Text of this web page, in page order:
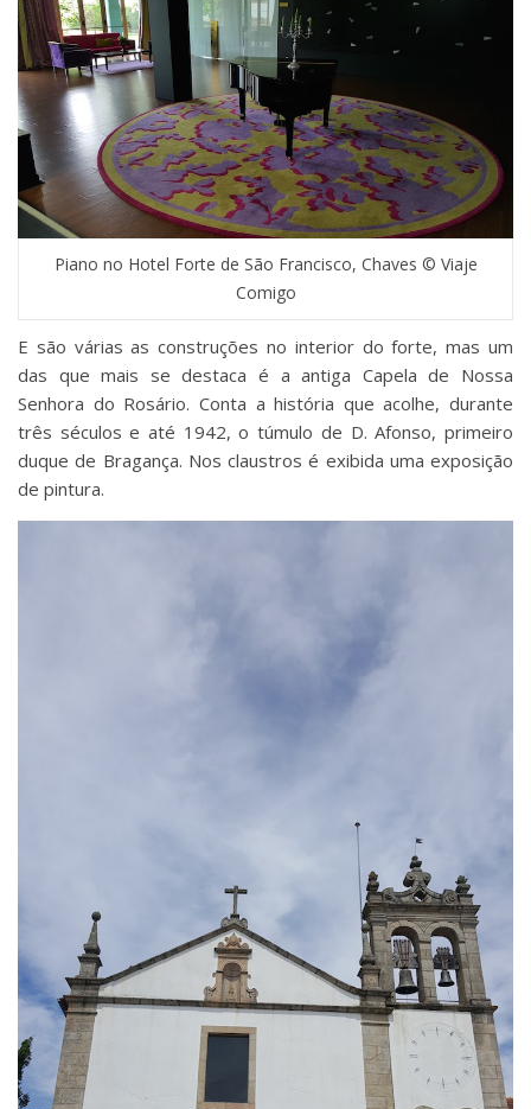
Piano no Hotel Forte de São Francisco, Chaves © Viaje
Comigo
E são várias as construções no interior do forte, mas um
das que mais se destaca é a antiga Capela de Nossa
Senhora do Rosário. Conta a história que acolhe, durante
três séculos e até 1942, o túmulo de D. Afonso, primeiro
duque de Bragança. Nos claustros é exibida uma exposição
de pintura.